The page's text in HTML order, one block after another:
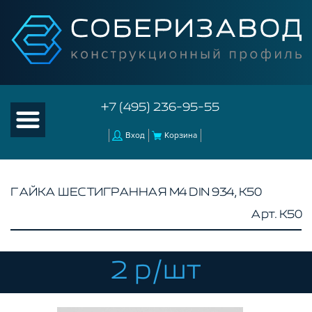
+7 (495) 236-95-55
Вход Корзина
КОМПЛЕКТУЮЩИЕ К ЧПУ
АКСЕССУАРЫ ДЛЯ V-ПАЗА
ГАЙКА ШЕСТИГРАННАЯ М4 DIN 934, K50
Арт. K50
2 р/шт